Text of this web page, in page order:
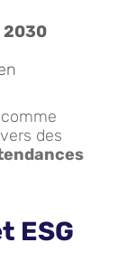
2030
des
ESG